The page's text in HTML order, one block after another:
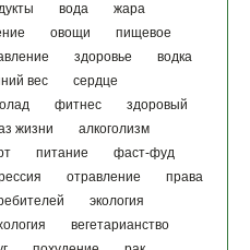
вода
жара
овощи
пищевое
здоровье
водка
вес
сердце
фитнес
здоровый
жизни
алкоголизм
питание
фаст-фуд
отравление
права
экология
вегетарианство